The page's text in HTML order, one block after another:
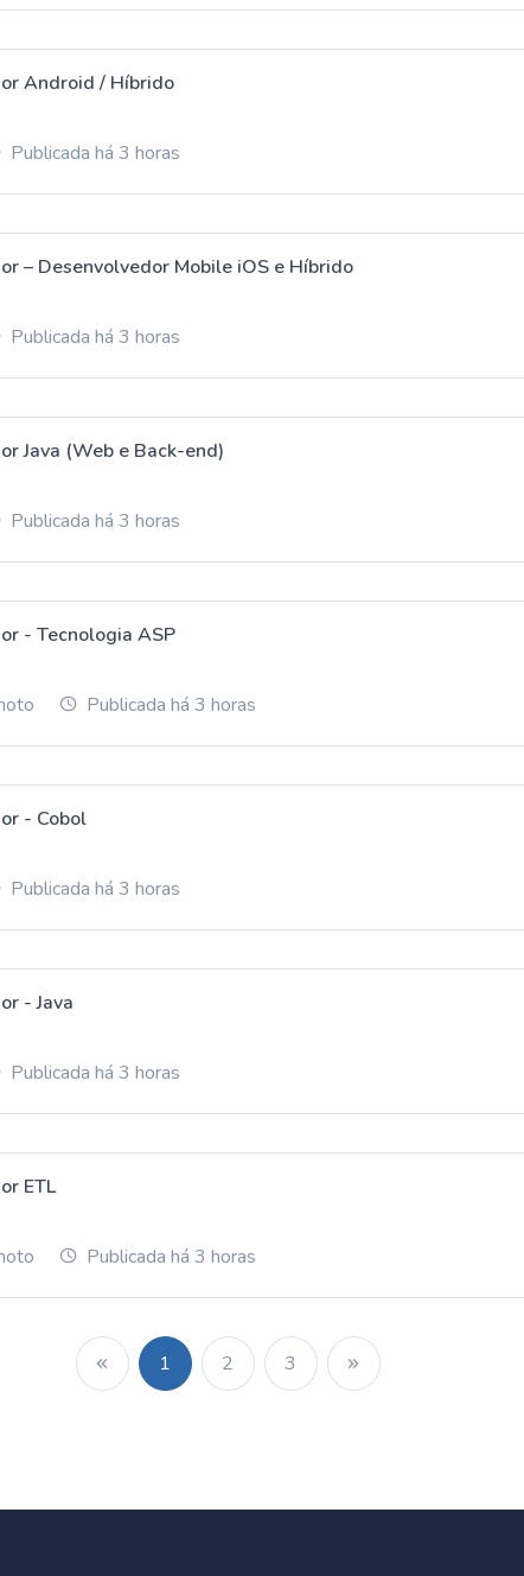
Android / Híbrido
Publicada há 3 horas
– Desenvolvedor Mobile iOS e Híbrido
Publicada há 3 horas
Java (Web e Back-end)
Publicada há 3 horas
- Tecnologia ASP
Publicada há 3 horas
- Cobol
Publicada há 3 horas
- Java
Publicada há 3 horas
ETL
Publicada há 3 horas
1 2 3